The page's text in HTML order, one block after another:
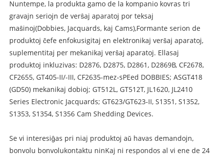
Nuntempe, la produkta gamo de la kompanio kovras tri
gravajn seriojn de verŝaj aparatoj por teksaj
maŝinoj(Dobbies, Jacquards, kaj Cams),Formante serion de
produktoj ĉefe enfokusigitaj en elektronikaj verŝaj aparatoj,
suplementitaj per mekanikaj verŝaj aparatoj. Ellasaj
produktoj inkluzivas: D2876, D2875, D2861, D2869B, CF2678,
CF2655, GT405-II/-III, CF2635-mez-sPEed DOBBIES; ASGT418
(GD50) mekanikaj dobioj; GT512L, GT512T, JL1620, JL2410
Series Electronic Jacquards; GT623/GT623-II, S1351, S1352,
S1353, S1354, S1356 Cam Shedding Devices.
Se vi interesiĝas pri niaj produktoj aŭ havas demandojn,
bonvolu bonvolukontaktu ninKaj ni respondos al vi ene de 24